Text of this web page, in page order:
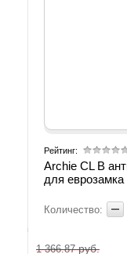
Рейтинг:
Archie CL B
для еврозамка
Количество:
1 366.87руб.